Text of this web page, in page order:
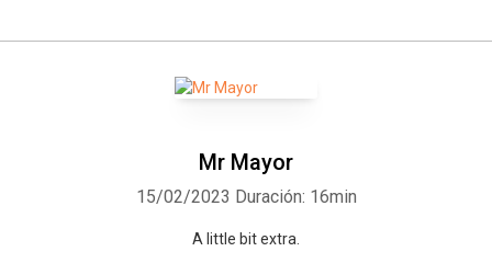
Mr Mayor
15/02/2023 Duración: 16min
A little bit extra.